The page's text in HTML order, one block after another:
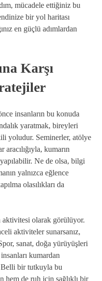
mücadele ettiğiniz bu
bir yol haritası
en güçlü adımlardan
Karşı
insanların bu konuda
yaratmak, bireyleri
yoludur. Seminerler, atölye
kumarın
Ne de olsa, bilgi
yalnızca eğlence
olasılıkları da
aktivitesi olarak görülüyor.
aktiviteler sunarsanız,
sanat, doğa yürüyüşleri
kumardan
Belli bir tutkuyla bu
hem de ruh için sağlıklı bir